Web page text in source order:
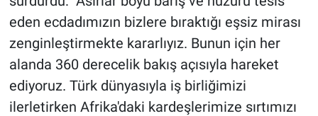
eden ecdadımızın bizlere bıraktığı eşsiz mirası
zenginleştirmekte kararlıyız. Bunun için her
alanda 360 derecelik bakış açısıyla hareket
ediyoruz. Türk dünyasıyla iş birliğimizi
ilerletirken Afrika'daki kardeşlerimize sırtımızı